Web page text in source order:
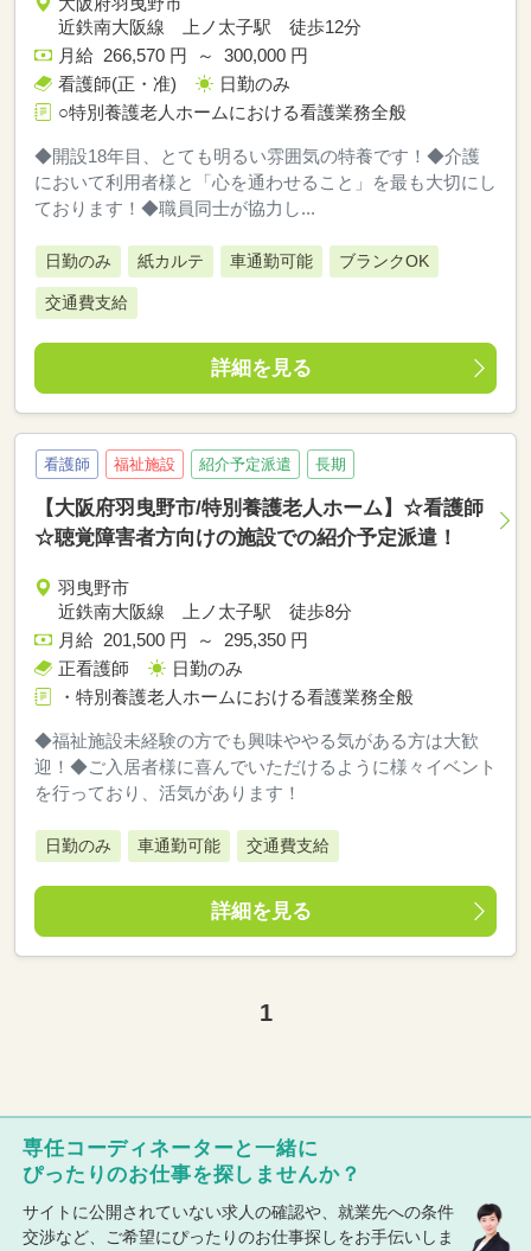
近鉄南大阪線 上ノ太子駅 徒歩12分
月給 266,570 円 ～ 300,000 円
看護師(正・准)
日勤のみ
○特別養護老人ホームにおける看護業務全般
◆開設18年目、とても明るい雰囲気の特養です！◆介護
において利用者様と「心を通わせること」を最も大切にし
ております！◆職員同士が協力し...
日勤のみ 紙カルテ 車通勤可能 ブランクOK
交通費支給
詳細を見る
看護師 福祉施設 紹介予定派遣 長期
【大阪府羽曳野市/特別養護老人ホーム】☆看護師
☆聴覚障害者方向けの施設での紹介予定派遣！
羽曳野市
近鉄南大阪線 上ノ太子駅 徒歩8分
月給 201,500 円 ～ 295,350 円
正看護師
日勤のみ
・特別養護老人ホームにおける看護業務全般
◆福祉施設未経験の方でも興味ややる気がある方は大歓
迎！◆ご入居者様に喜んでいただけるように様々イベント
を行っており、活気があります！
日勤のみ 車通勤可能 交通費支給
詳細を見る
1
専任コーディネーターと一緒に
ぴったりのお仕事を探しませんか？
サイトに公開されていない求人の確認や、就業先への条件
交渉など、ご希望にぴったりのお仕事探しをお手伝いしま